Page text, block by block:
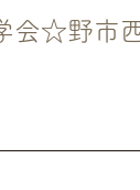
会☆野市